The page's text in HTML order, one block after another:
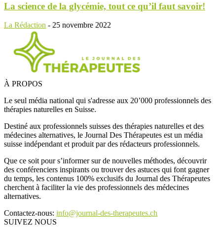
La science de la glycémie, tout ce qu’il faut savoir!
La Rédaction - 25 novembre 2022
À PROPOS
Le seul média national qui s'adresse aux 20’000 professionnels des
thérapies naturelles en Suisse.
Destiné aux professionnels suisses des thérapies naturelles et des
médecines alternatives, le Journal Des Thérapeutes est un média
suisse indépendant et produit par des rédacteurs professionnels.
Que ce soit pour s’informer sur de nouvelles méthodes, découvrir
des conférenciers inspirants ou trouver des astuces qui font gagner
du temps, les contenus 100% exclusifs du Journal des Thérapeutes
cherchent à faciliter la vie des professionnels des médecines
alternatives.
Contactez-nous: info@journal-des-therapeutes.ch
SUIVEZ NOUS